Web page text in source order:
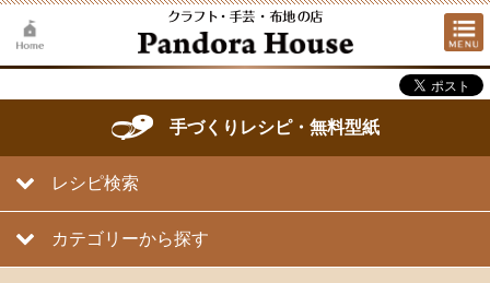
手づくりレシピ・無料型紙
レシピ検索
カテゴリーから探す